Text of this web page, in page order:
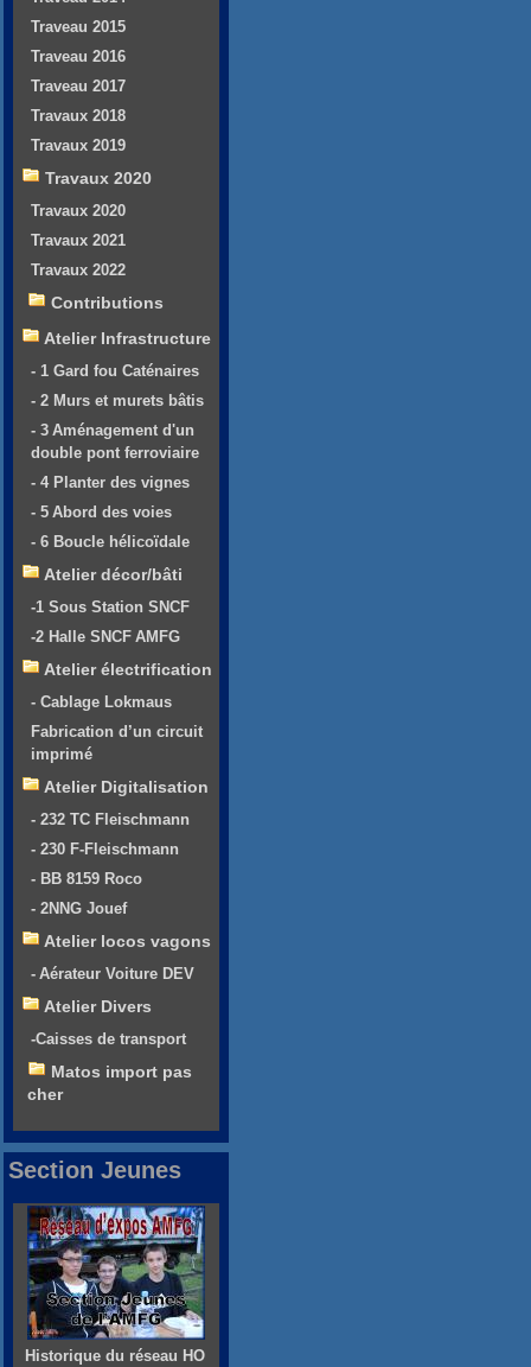
Traveau 2015
Traveau 2016
Traveau 2017
Travaux 2018
Travaux 2019
Travaux 2020
Travaux 2020
Travaux 2021
Travaux 2022
Contributions
Atelier Infrastructure
- 1 Gard fou Caténaires
- 2 Murs et murets bâtis
- 3 Aménagement d'un
double pont ferroviaire
- 4 Planter des vignes
- 5 Abord des voies
- 6 Boucle hélicoïdale
Atelier décor/bâti
-1 Sous Station SNCF
-2 Halle SNCF AMFG
Atelier électrification
- Cablage Lokmaus
Fabrication d’un circuit
imprimé
Atelier Digitalisation
- 232 TC Fleischmann
- 230 F-Fleischmann
- BB 8159 Roco
- 2NNG Jouef
Atelier locos vagons
- Aérateur Voiture DEV
Atelier Divers
-Caisses de transport
Matos import pas
cher
Section Jeunes
Historique du réseau HO